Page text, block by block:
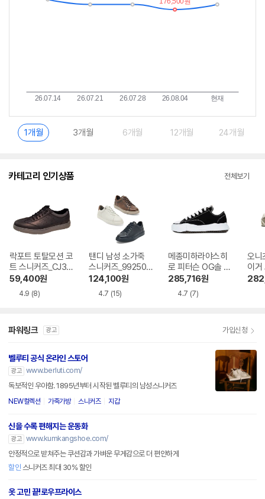
1개월 3개월 6개월 12개월 24개월
카테고리 인기상품 전체보기
락포트 토탈모션 코
트 스니커즈_CJ310
6
59,400원
4.9 (8)
탠디 남성 소가죽
스니커즈_992501
4
124,100원
4.7 (15)
메종미하라야스히
로 피터슨 OG솔 캔
버스 스니커즈 A01
FW702
285,716원
4.7 (7)
오니
이
파워링크 광고 가입신청
벨루티 공식 온라인 스토어
광고 www.berluti.com/
독보적인 우아함. 1895년부터 시작된 벨루티의 남성스니커즈
NEW컬렉션 가죽가방 스니커즈 지갑
신을 수록 편해지는 운동화
광고 www.kumkangshoe.com/
안정적으로 받쳐주는 쿠션감과 가벼운 무게감으로 더 편안하게
할인 스니커즈 최대 30% 할인
옷 고민 끝!로우프라이스